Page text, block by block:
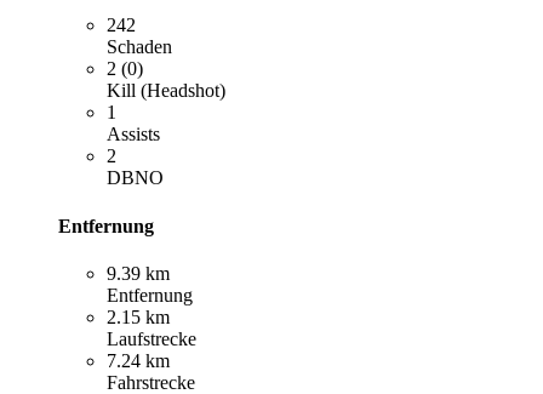
242
Schaden
2 (0)
Kill (Headshot)
1
Assists
2
DBNO
Entfernung
9.39 km
Entfernung
2.15 km
Laufstrecke
7.24 km
Fahrstrecke